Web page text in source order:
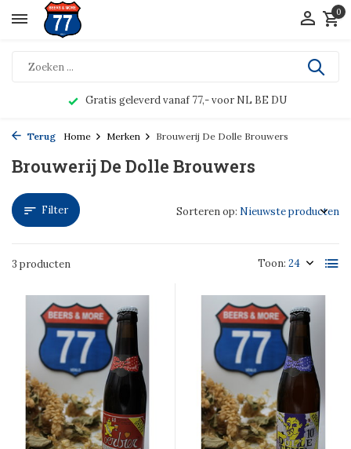
0
Gratis geleverd vanaf 77,- voor NL BE DU
Terug Home Merken Brouwerij De Dolle Brouwers
Brouwerij De Dolle Brouwers
Filter
3 producten Toon:
Sorteren op: